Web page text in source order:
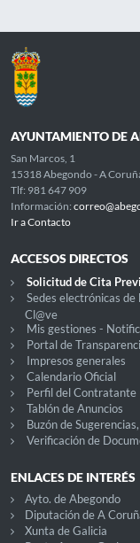
AYUNTAMIENTO DE
San Marcos, 1
15318 Abegondo - A
Tlf: 981 647 909
Información:
Ir a Contacto
ACCESOS DIRECTOS
Solicitud de Cita
Sedes electrónicas
Cl@ve
Mis gestiones -
Portal de
Impresos generales
Calendario Oficial
Perfil del Contratante
Tablón de Anuncios
Buzón de
Verificación de
ENLACES DE INTERÉS
Ayto. de Abegondo
Diputación de A
Xunta de Galicia